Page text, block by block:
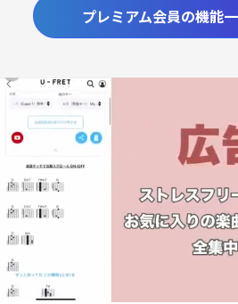
プレミアム会員の機能